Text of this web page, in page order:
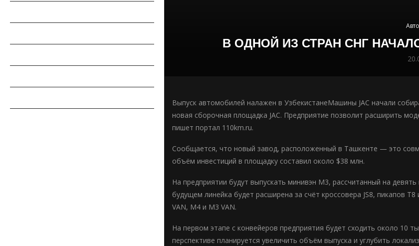
В ОДНОЙ ИЗ СТРАН СНГ
Выпуск автомобилей налажен в УзбекистанеМашины JAC начали
новая сборочная площадка JAC. Предприятие позволит расширить
пишет портал 110km.ru.
Сообщается, что новый завод, расположенный в Ташкенте — это
объём инвестиций в площадку составил около $38 млн.
На предприятии будут выпускать минивэн M3, рассчитанный на
будущем линейка будет расширена за счёт кроссовера JS8, пикапов
VAN, M4 и M3 VAN.
На первом этапе с конвейеров предприятия будет сходить около 10
перспективе планируется увеличить объём выпуска и углубить